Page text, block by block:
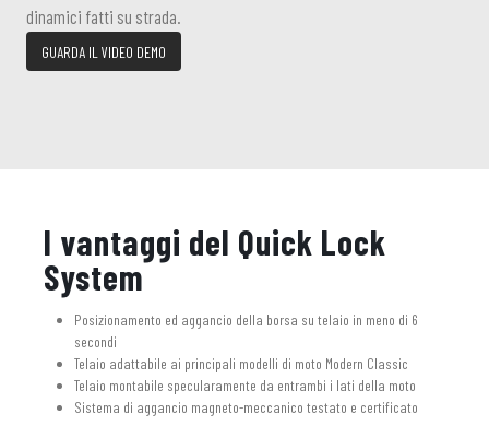
dinamici fatti su strada.
GUARDA IL VIDEO DEMO
I vantaggi del Quick Lock
System
Posizionamento ed aggancio della borsa su telaio in meno di 6
secondi
Telaio adattabile ai principali modelli di moto Modern Classic
Telaio montabile specularamente da entrambi i lati della moto
Sistema di aggancio magneto-meccanico testato e certificato